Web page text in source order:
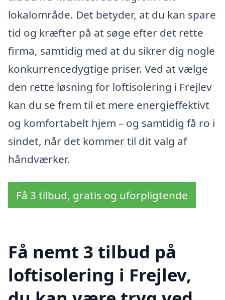
lokalområde. Det betyder, at du kan spare
tid og kræfter på at søge efter det rette
firma, samtidig med at du sikrer dig nogle
konkurrencedygtige priser. Ved at vælge
den rette løsning for loftisolering i Frejlev
kan du se frem til et mere energieffektivt
og komfortabelt hjem – og samtidig få ro i
sindet, når det kommer til dit valg af
håndværker.
Få 3 tilbud, gratis og uforpligtende
Få nemt 3 tilbud på
loftisolering i Frejlev,